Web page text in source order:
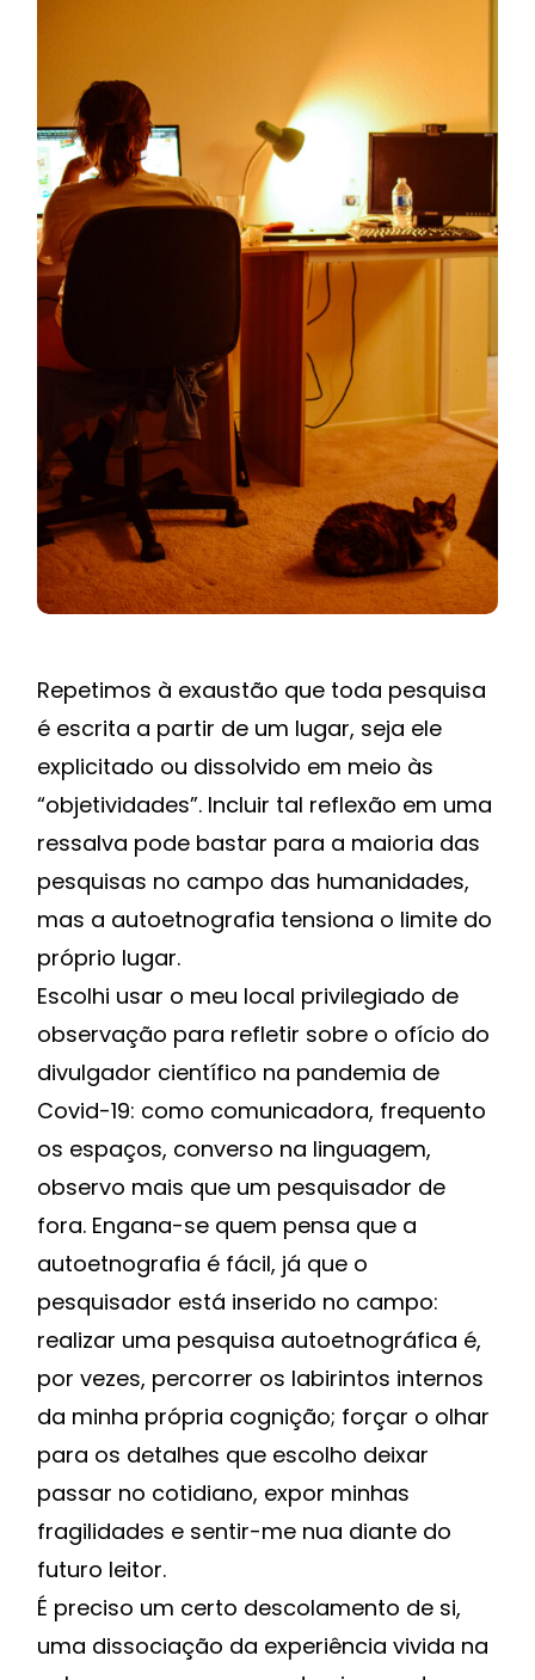
Repetimos à exaustão que toda pesquisa
é escrita a partir de um lugar, seja ele
explicitado ou dissolvido em meio às
“objetividades”. Incluir tal reflexão em uma
ressalva pode bastar para a maioria das
pesquisas no campo das humanidades,
mas a autoetnografia tensiona o limite do
próprio lugar.
Escolhi usar o meu local privilegiado de
observação para refletir sobre o ofício do
divulgador científico na pandemia de
Covid-19: como comunicadora, frequento
os espaços, converso na linguagem,
observo mais que um pesquisador de
fora. Engana-se quem pensa que a
autoetnografia é fácil, já que o
pesquisador está inserido no campo:
realizar uma pesquisa autoetnográfica é,
por vezes, percorrer os labirintos internos
da minha própria cognição; forçar o olhar
para os detalhes que escolho deixar
passar no cotidiano, expor minhas
fragilidades e sentir-me nua diante do
futuro leitor.
É preciso um certo descolamento de si,
uma dissociação da experiência vivida na